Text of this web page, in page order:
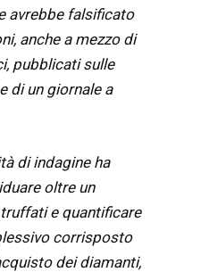
avrebbe falsificato
anche a mezzo di
pubblicati sulle
di un giornale a
di indagine ha
oltre un
e quantificare
corrisposto
dei diamanti,